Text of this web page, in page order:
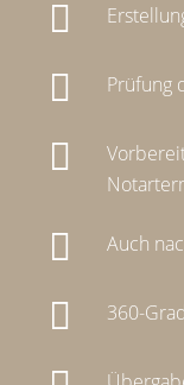
Prüfung
Auch
360-